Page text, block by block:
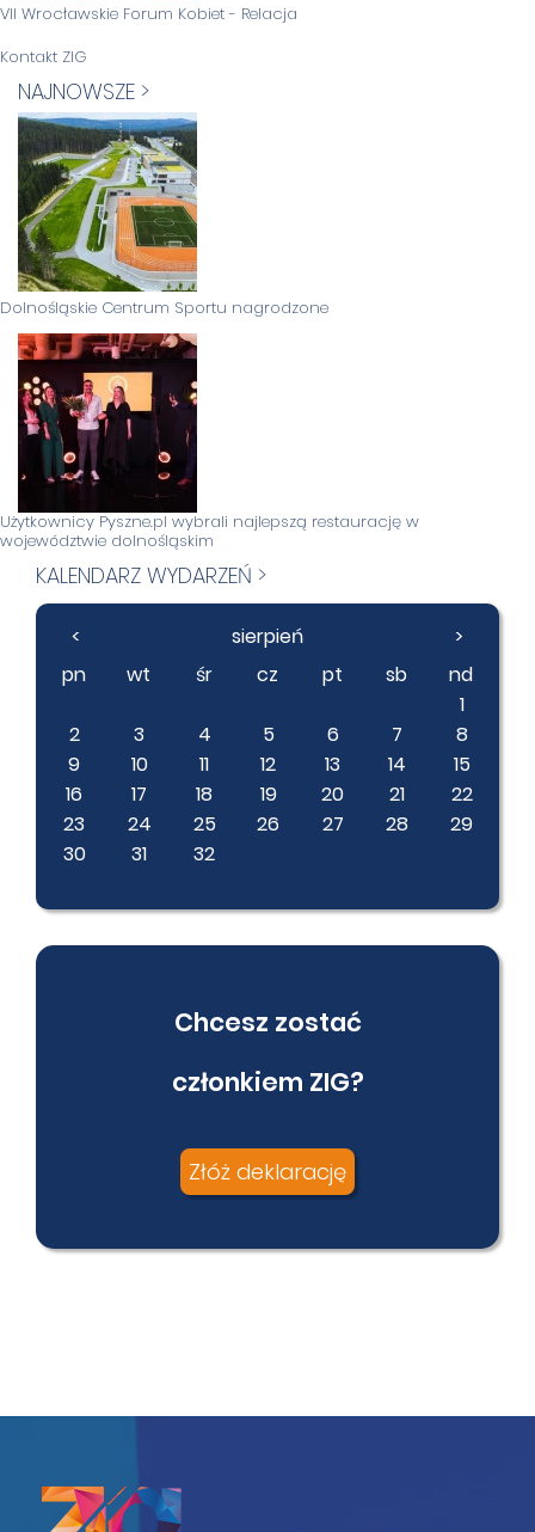
VII Wrocławskie Forum Kobiet - Relacja
Kontakt ZIG
NAJNOWSZE >
Dolnośląskie Centrum Sportu nagrodzone
Użytkownicy Pyszne.pl wybrali najlepszą restaurację w
województwie dolnośląskim
KALENDARZ WYDARZEŃ >
< sierpień
>
pn
wt śr cz pt sb
nd
1
2
3 4 5 6 7
8
9
10 11 12 13 14
15
16
17 18 19 20 21
22
23
24 25 26 27 28
29
30
31 32
Chcesz zostać
członkiem ZIG?
Złóż deklarację